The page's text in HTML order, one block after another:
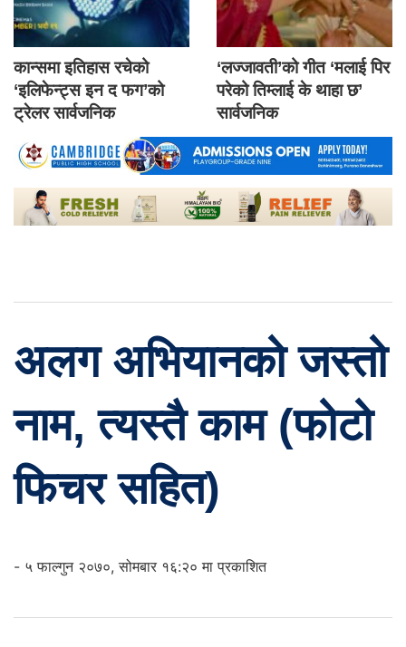
कान्समा इतिहास रचेको
‘इलिफेन्ट्स इन द फग’को
ट्रेलर सार्वजनिक
‘लज्जावती’को गीत ‘मलाई पिर
परेको तिम्लाई के थाहा छ’
सार्वजनिक
अलग अभियानको जस्तो
नाम, त्यस्तै काम (फोटो
फिचर सहित)
- ५ फाल्गुन २०७०, सोमबार १६:२० मा प्रकाशित